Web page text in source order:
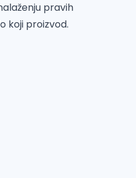
pravih
koji proizvod.